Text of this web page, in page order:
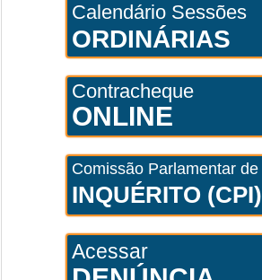
Calendário Sessões
ORDINÁRIAS
Contracheque
ONLINE
Comissão Parlamentar de
INQUÉRITO (CPI)
Acessar